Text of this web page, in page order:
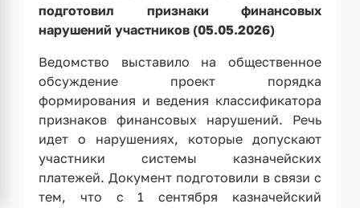
подготовил признаки финансовых
нарушений участников (05.05.2026)
Ведомство выставило на общественное
обсуждение проект порядка
формирования и ведения классификатора
признаков финансовых нарушений. Речь
идет о нарушениях, которые допускают
участники системы казначейских
платежей. Документ подготовили в связи с
тем, что с 1 сентября казначейский